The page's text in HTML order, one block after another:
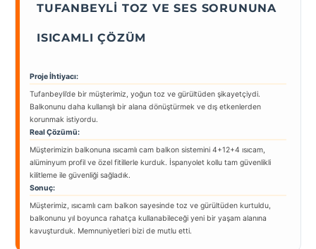
TUFANBEYLI TOZ VE SES SORUNUNA
ISICAMLI ÇÖZÜM
Proje İhtiyacı:
Tufanbeyli’de bir müşterimiz, yoğun toz ve gürültüden şikayetçiydi.
Balkonunu daha kullanışlı bir alana dönüştürmek ve dış etkenlerden
korunmak istiyordu.
Real Çözümü:
Müşterimizin balkonuna ısıcamlı cam balkon sistemini 4+12+4 ısıcam,
alüminyum profil ve özel fitillerle kurduk. İspanyolet kollu tam güvenlikli
kilitleme ile güvenliği sağladık.
Sonuç:
Müşterimiz, ısıcamlı cam balkon sayesinde toz ve gürültüden kurtuldu,
balkonunu yıl boyunca rahatça kullanabileceği yeni bir yaşam alanına
kavuşturduk. Memnuniyetleri bizi de mutlu etti.